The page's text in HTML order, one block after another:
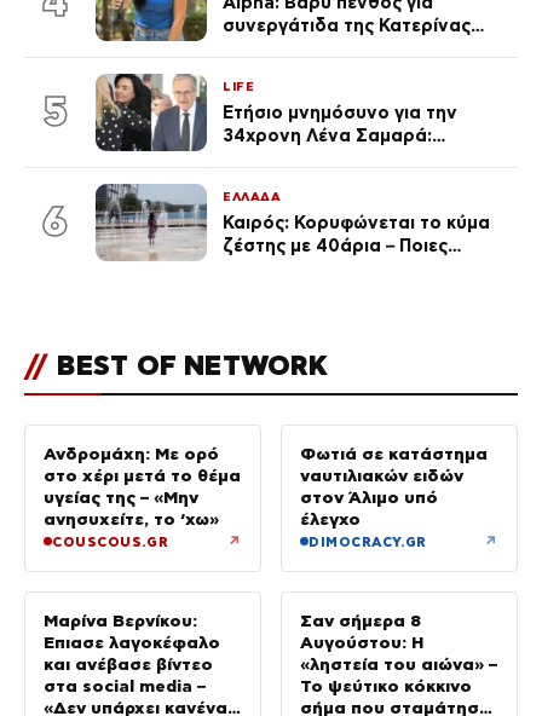
συνεργάτιδα της Κατερίνας
του Θεού»
5
LIFE
Ετήσιο μνημόσυνο για την
34χρονη Λένα Σαμαρά:
6
ΕΛΛΑΔΑ
Καιρός: Κορυφώνεται το κύμα
ζέστης με 40άρια – Ποιες
// BEST OF NETWORK
Ανδρομάχη: Με ορό
στο χέρι μετά το θέμα
υγείας της – «Μην
ανησυχείτε, το ‘χω»
COUSCOUS.GR ↗
Φωτιά σε κατάστημα
ναυτιλιακών ειδών
στον Άλιμο υπό
έλεγχο
DIMOCRACY.GR ↗
Μαρίνα Βερνίκου:
Έπιασε λαγοκέφαλο
και ανέβασε βίντεο
στα social media –
«Δεν υπάρχει κανένας
Σαν σήμερα 8
Αυγούστου: Η
«ληστεία του αιώνα» –
Το ψεύτικο κόκκινο
σήμα που σταμάτησε